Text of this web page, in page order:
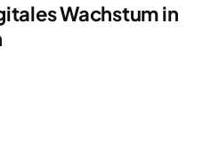
Wachstum in